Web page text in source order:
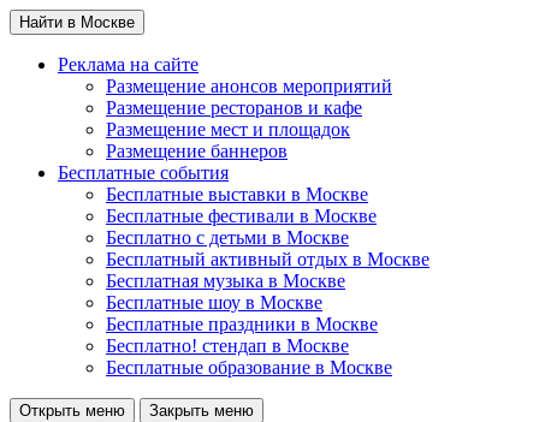
Найти в Москве
Реклама на сайте
Размещение анонсов мероприятий
Размещение ресторанов и кафе
Размещение мест и площадок
Размещение баннеров
Бесплатные события
Бесплатные выставки в Москве
Бесплатные фестивали в Москве
Бесплатно с детьми в Москве
Бесплатный активный отдых в Москве
Бесплатная музыка в Москве
Бесплатные шоу в Москве
Бесплатные праздники в Москве
Бесплатно! стендап в Москве
Бесплатные образование в Москве
Открыть меню Закрыть меню